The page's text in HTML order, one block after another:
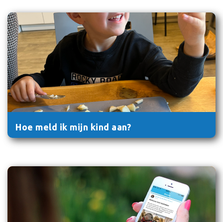
Hoe meld ik mijn kind aan?